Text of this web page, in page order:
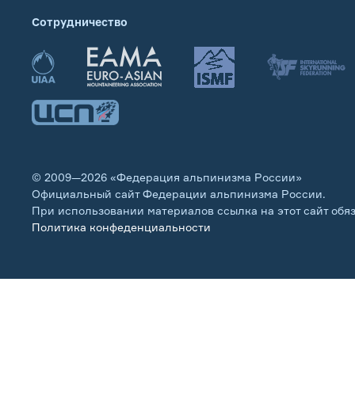
Сотрудничество
© 2009—2026 «Федерация альпинизма России»
Официальный сайт Федерации альпинизма России.
При использовании материалов ссылка на этот сайт
Политика конфеденциальности